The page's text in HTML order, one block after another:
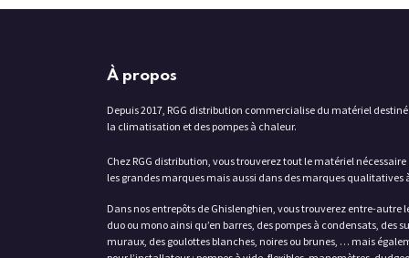
À propos
Depuis 2017, RGG distribution commercialise du matériel
la climatisation et des pompes à chaleur.
Chez RGG distribution, vous trouverez tout le matériel
les grandes marques mais aussi dans des marques qualitatives
Dans nos entrepôts de Ghislenghien, vous trouverez entre-autre
duo ou mono ainsi qu’en barres, des pompes à condensats, des
muraux, des goulottes blanches, noires ou brunes, … mais